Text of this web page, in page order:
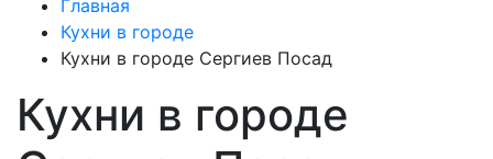
Главная
Кухни в городе
Кухни в городе Сергиев Посад
Кухни в городе